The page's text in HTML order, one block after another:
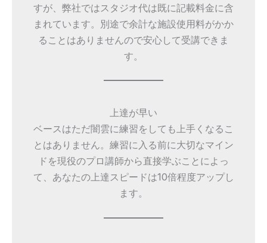
すが、弊社ではスタジオ代は既に記載料金に含
まれています。別途で余計な施設使用料がかか
ることはありませんので安心して受講できま
す。
上達が早い
ベースはただ闇雲に練習をしても上手くなるこ
とはありません。練習に入る前に大切なマイン
ドを現役のプロ講師から直接学ぶことによっ
て、あなたの上達スピードは10倍程度アップし
ます。